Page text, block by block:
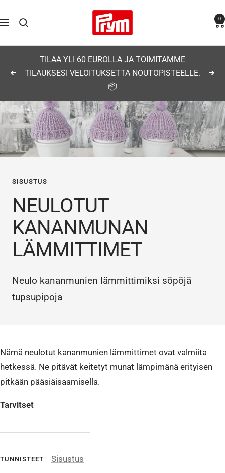
sisältöön
Navigaatio
Prym 0
Edellinen
TILAA YLI 60 EUROLLA JA TOIMITAMME
TILAUKSESI VELOITUKSETTA NOUTOPISTEELLE.
📦
SISUSTUS
NEULOTUT
KANANMUNAN
LÄMMITTIMET
Neulo kananmunien lämmittimiksi söpöjä
tupsupipoja
TUNNISTEET Sisustus
Nämä neulotut kananmunien lämmittimet ovat valmiita
hetkessä. Ne pitävät keitetyt munat lämpimänä erityisen
pitkään pääsiäisaamisella.
Tarvitset